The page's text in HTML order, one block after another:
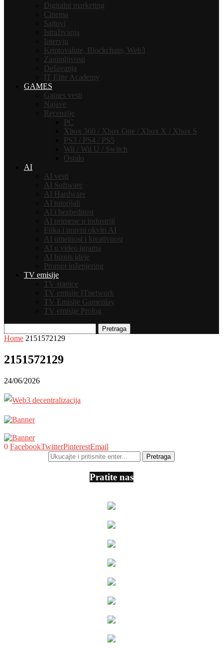
Digitalni marketing
Cinema
Sajtovi
Istraživanja
Intervju
Kriptovalute, Blockchain, Web3
Zanimljivosti
Dešavanja
IT Elite Academy
GAMES
Games vesti
Najave
Recenzije
PC
Xbox 360 / Xbox One / Xbox X / Xbox S
PS3 / PS4 / PS5
Wii / Wii U / Switch
Ostalo
AI
AI vesti
AI Software
AI Hardware
AI tutorijali
AI i bezbednost
AI primene u industriji
Etika i pravni okviri AI
AI umetnost i kreativnost
AI u video igrama
AI biznis ideje
Prompt inženjering
TV emisije
TV stanice
TV emisije ITnetwork
TV Emisije Gameplay
TV emisije Prolog
Pretraga
Home 2151572129
2151572129
24/06/2026
0 FacebookTwitterPinterestEmail
Pratite nas